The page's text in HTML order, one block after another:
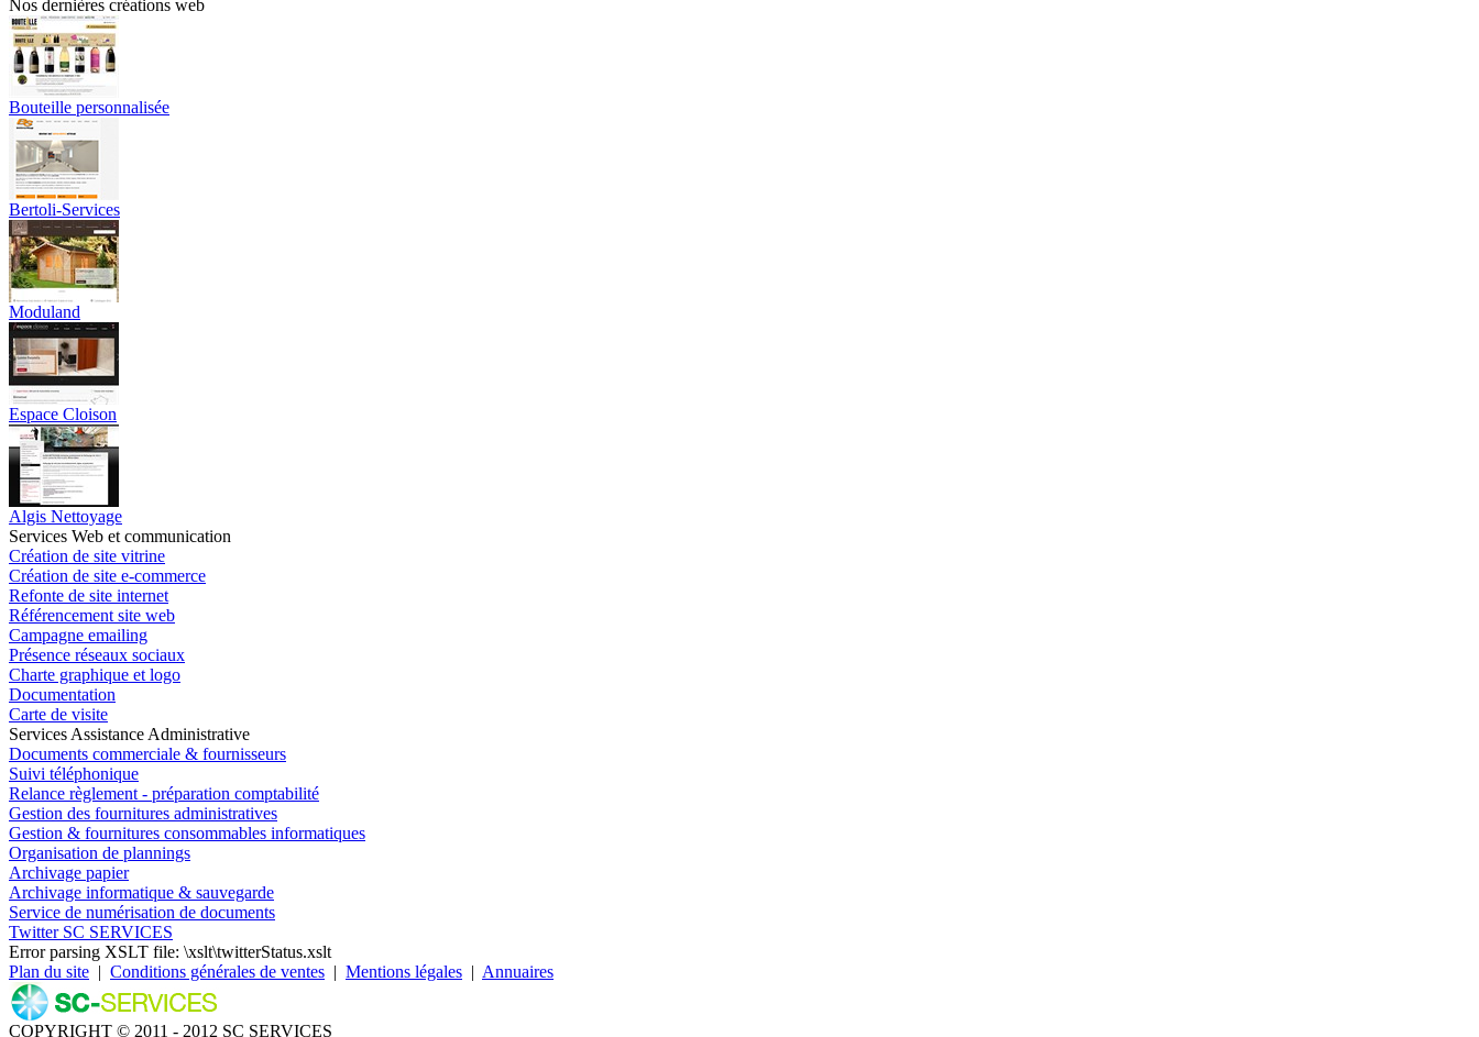
Nos dernières créations web
Bouteille personnalisée
Bertoli-Services
Moduland
Espace Cloison
Algis Nettoyage
Services Web et communication
Création de site vitrine
Création de site e-commerce
Refonte de site internet
Référencement site web
Campagne emailing
Présence réseaux sociaux
Charte graphique et logo
Documentation
Carte de visite
Services Assistance Administrative
Documents commerciale & fournisseurs
Suivi téléphonique
Relance règlement - préparation comptabilité
Gestion des fournitures administratives
Gestion & fournitures consommables informatiques
Organisation de plannings
Archivage papier
Archivage informatique & sauvegarde
Service de numérisation de documents
Twitter SC SERVICES
Error parsing XSLT file: \xslt\twitterStatus.xslt
Plan du site | Conditions générales de ventes | Mentions légales | Annuaires
COPYRIGHT © 2011 - 2012 SC SERVICES